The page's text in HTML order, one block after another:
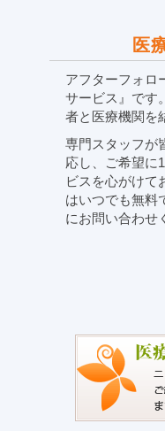
医
アフターフォロ
サービス』です
者と医療機関を
専門スタッフが
応し、ご希望に
ビスを心がけて
はいつでも無料
にお問い合わせ